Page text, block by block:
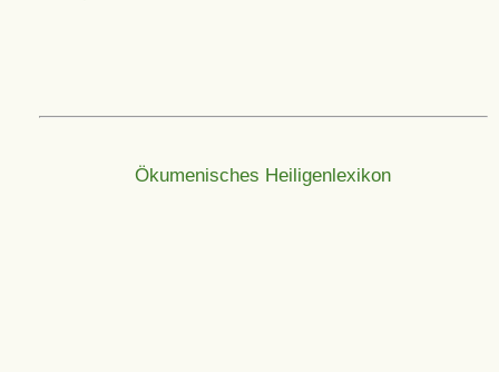
Ökumenisches Heiligenlexikon